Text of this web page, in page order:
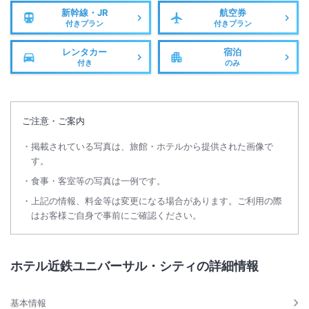
新幹線・JR
付きプラン
航空券
付きプラン
レンタカー
付き
宿泊
のみ
ご注意・ご案内
掲載されている写真は、旅館・ホテルから提供された画像で
す。
食事・客室等の写真は一例です。
上記の情報、料金等は変更になる場合があります。ご利用の際
はお客様ご自身で事前にご確認ください。
ホテル近鉄ユニバーサル・シティの詳細情報
基本情報